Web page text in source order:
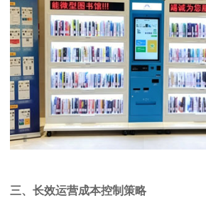
三、长效运营成本控制策略